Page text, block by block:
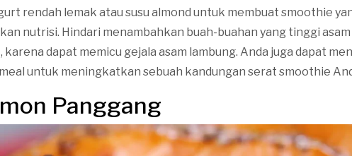
rendah lemak atau susu almond untuk membuat smoothie
nutrisi. Hindari menambahkan buah-buahan yang tinggi
karena dapat memicu gejala asam lambung. Anda juga dapat
untuk meningkatkan sebuah kandungan serat smoothie
Panggang